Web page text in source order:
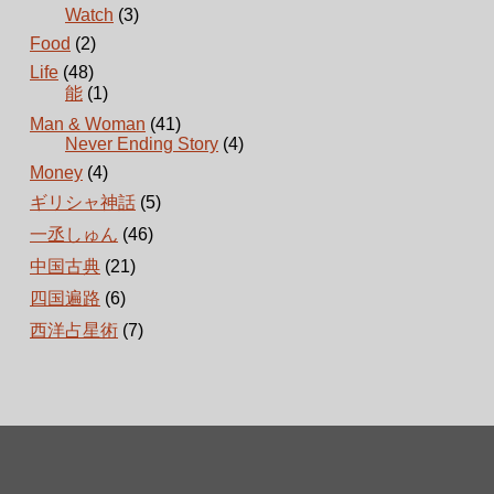
Watch (3)
Food (2)
Life (48)
能 (1)
Man & Woman (41)
Never Ending Story (4)
Money (4)
ギリシャ神話 (5)
一丞しゅん (46)
中国古典 (21)
四国遍路 (6)
西洋占星術 (7)